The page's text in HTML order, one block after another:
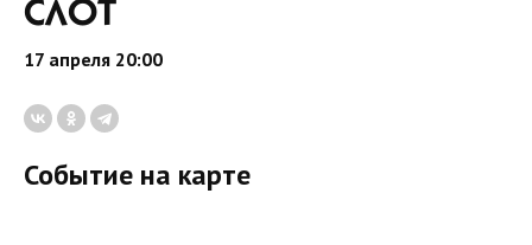
СЛОТ
17 апреля 20:00
Событие на карте